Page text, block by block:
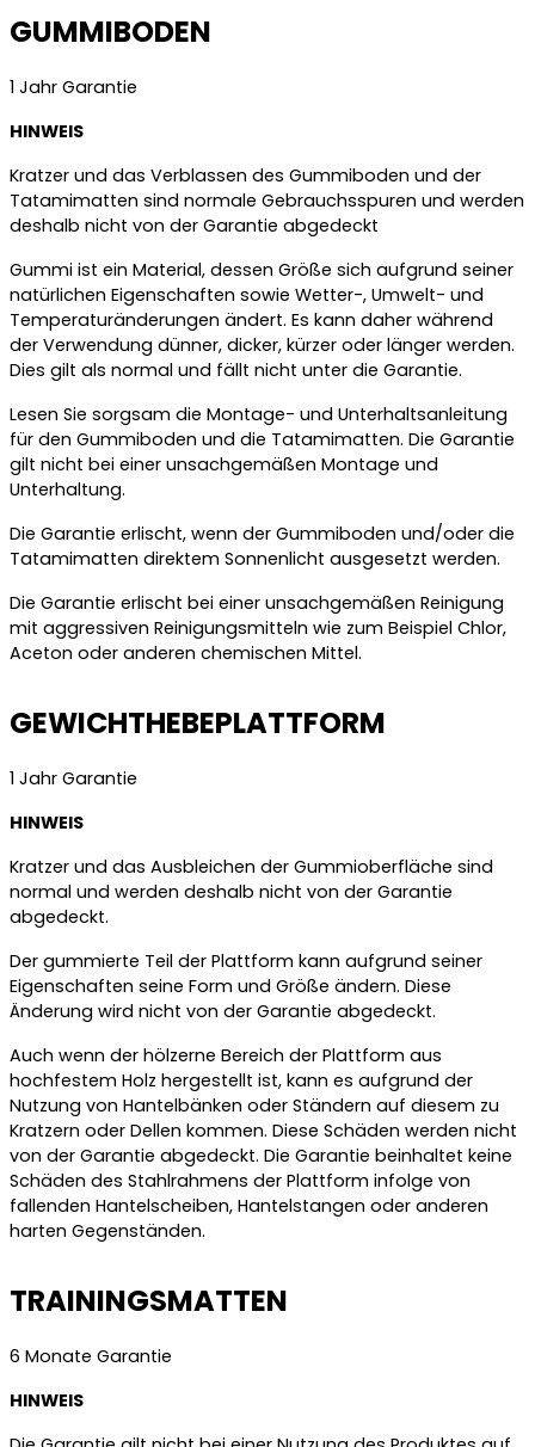
GUMMIBODEN
1 Jahr Garantie
HINWEIS
Kratzer und das Verblassen des Gummiboden und der
Tatamimatten sind normale Gebrauchsspuren und werden
deshalb nicht von der Garantie abgedeckt
Gummi ist ein Material, dessen Größe sich aufgrund seiner
natürlichen Eigenschaften sowie Wetter-, Umwelt- und
Temperaturänderungen ändert. Es kann daher während
der Verwendung dünner, dicker, kürzer oder länger werden.
Dies gilt als normal und fällt nicht unter die Garantie.
Lesen Sie sorgsam die Montage- und Unterhaltsanleitung
für den Gummiboden und die Tatamimatten. Die Garantie
gilt nicht bei einer unsachgemäßen Montage und
Unterhaltung.
Die Garantie erlischt, wenn der Gummiboden und/oder die
Tatamimatten direktem Sonnenlicht ausgesetzt werden.
Die Garantie erlischt bei einer unsachgemäßen Reinigung
mit aggressiven Reinigungsmitteln wie zum Beispiel Chlor,
Aceton oder anderen chemischen Mittel.
GEWICHTHEBEPLATTFORM
1 Jahr Garantie
HINWEIS
Kratzer und das Ausbleichen der Gummioberfläche sind
normal und werden deshalb nicht von der Garantie
abgedeckt.
Der gummierte Teil der Plattform kann aufgrund seiner
Eigenschaften seine Form und Größe ändern. Diese
Änderung wird nicht von der Garantie abgedeckt.
Auch wenn der hölzerne Bereich der Plattform aus
hochfestem Holz hergestellt ist, kann es aufgrund der
Nutzung von Hantelbänken oder Ständern auf diesem zu
Kratzern oder Dellen kommen. Diese Schäden werden nicht
von der Garantie abgedeckt. Die Garantie beinhaltet keine
Schäden des Stahlrahmens der Plattform infolge von
fallenden Hantelscheiben, Hantelstangen oder anderen
harten Gegenständen.
TRAININGSMATTEN
6 Monate Garantie
HINWEIS